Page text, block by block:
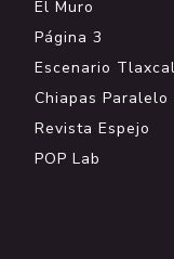
El Muro
Página 3
Escenario
Chiapas Paralelo
Revista Espejo
POP Lab